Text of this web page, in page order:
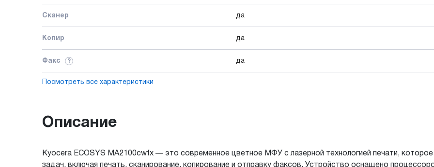
Сканер да
Копир да
Факс ? да
Посмотреть все характеристики
Описание
Kyocera ECOSYS MA2100cwfx — это современное цветное МФУ с лазерной технологией печати,
задач, включая печать, сканирование, копирование и отправку факсов. Устройство оснащено